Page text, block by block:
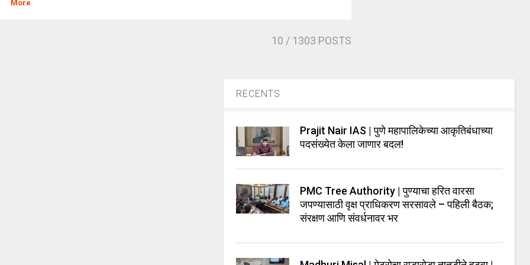
More
10 / 1303 POSTS
RECENTS
Prajit Nair IAS | पुणे महापालिकेच्या आकृतिबंधाच्या
पदसंख्येत केला जाणार बदल!
PMC Tree Authority | पुण्याचा हरित वारसा
जपण्यासाठी वृक्ष प्राधिकरण सरसावले – पहिली बैठक;
संरक्षण आणि संवर्धनावर भर